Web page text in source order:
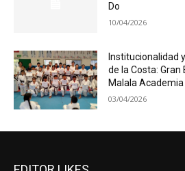
Do
10/04/2026
Institucionalidad
de la Costa: Gran
Malala Academia
03/04/2026